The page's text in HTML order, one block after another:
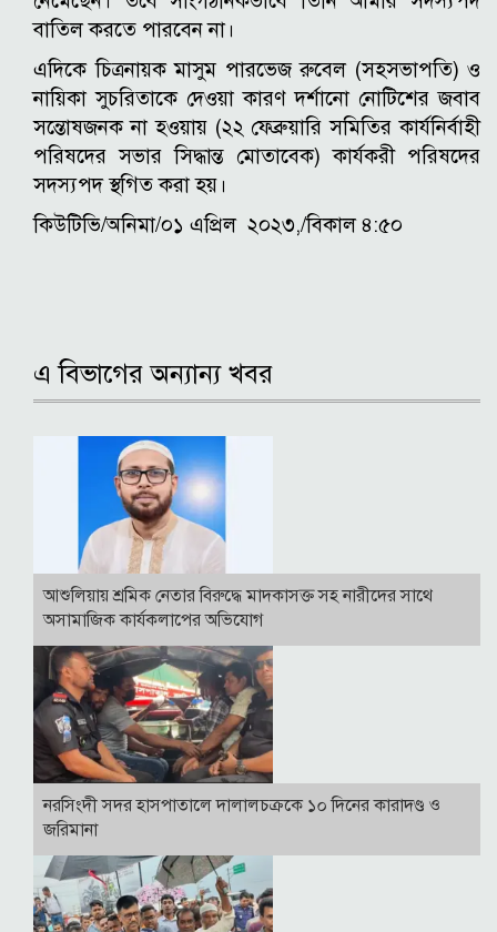
বাতিল করতে পারবেন না।
এদিকে চিত্রনায়ক মাসুম পারভেজ রুবেল (সহসভাপতি) ও
নায়িকা সুচরিতাকে দেওয়া কারণ দর্শানো নোটিশের জবাব
সন্তোষজনক না হওয়ায় (২২ ফেব্রুয়ারি সমিতির কার্যনির্বাহী
পরিষদের সভার সিদ্ধান্ত মোতাবেক) কার্যকরী পরিষদের
সদস্যপদ স্থগিত করা হয়।
কিউটিভি/অনিমা/০১ এপ্রিল ২০২৩,/বিকাল ৪:৫০
এ বিভাগের অন্যান্য খবর
আশুলিয়ায় শ্রমিক নেতার বিরুদ্ধে মাদকাসক্ত সহ নারীদের সাথে
অসামাজিক কার্যকলাপের অভিযোগ
নরসিংদী সদর হাসপাতালে দালালচক্রকে ১০ দিনের কারাদণ্ড ও
জরিমানা